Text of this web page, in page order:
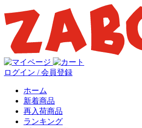
ログイン / 会員登録
ホーム
新着商品
再入荷商品
ランキング